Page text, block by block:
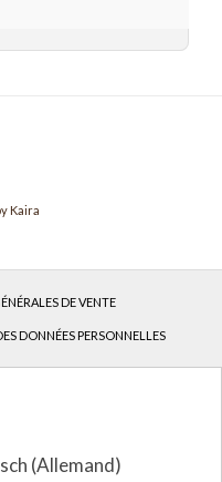
Kaira
DE VENTE
DONNÉES PERSONNELLES
(Allemand)